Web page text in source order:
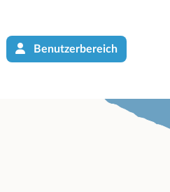
Benutzerbereich